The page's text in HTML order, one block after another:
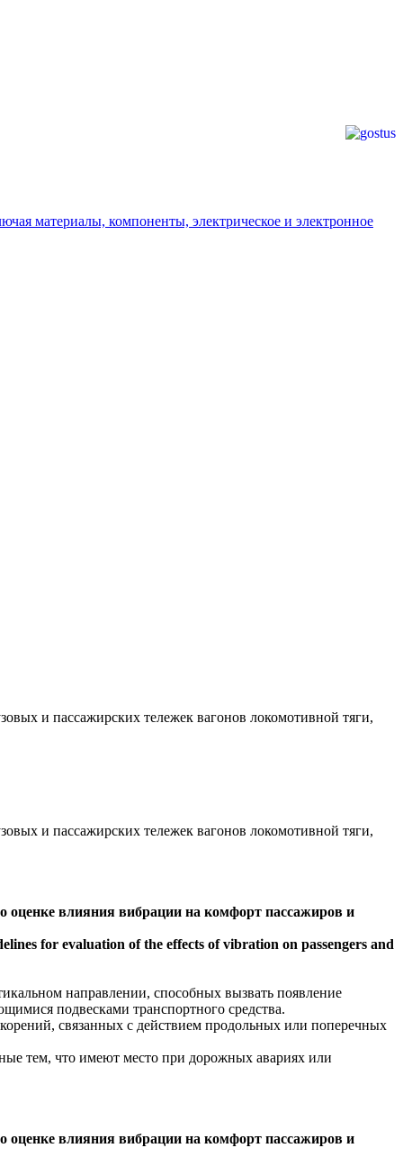
материалы, компоненты, электрическое и электронное
и пассажирских тележек вагонов локомотивной тяги,
и пассажирских тележек вагонов локомотивной тяги,
оценке влияния вибрации на комфорт пассажиров и
for evaluation of the effects of vibration on passengers and
направлении, способных вызвать появление
подвесками транспортного средства.
связанных с действием продольных или поперечных
тем, что имеют место при дорожных авариях или
оценке влияния вибрации на комфорт пассажиров и